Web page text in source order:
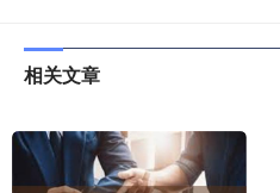
相关文章